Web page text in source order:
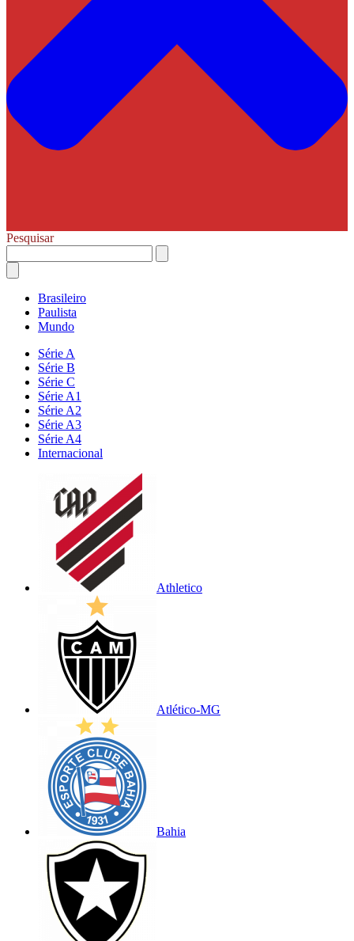
Pesquisar
Brasileiro
Paulista
Mundo
Série A
Série B
Série C
Série A1
Série A2
Série A3
Série A4
Internacional
Athletico
Atlético-MG
Bahia